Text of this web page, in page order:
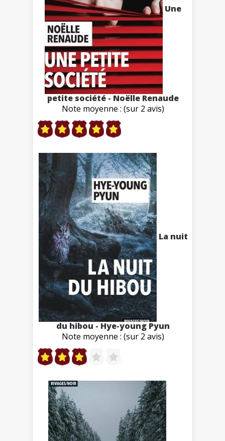
Une
petite société - Noëlle Renaude
Note moyenne : (sur 2 avis)
La nuit
du hibou - Hye-young Pyun
Note moyenne : (sur 2 avis)